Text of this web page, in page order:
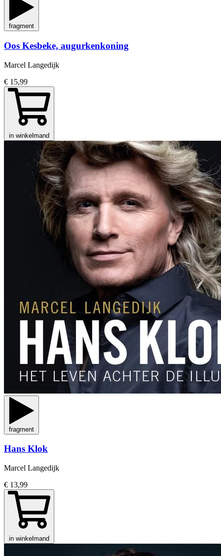
fragment
Oos Kesbeke, augurkenkoning
Marcel Langedijk
€ 15,99
in winkelmand
fragment
Hans Klok
Marcel Langedijk
€ 13,99
in winkelmand